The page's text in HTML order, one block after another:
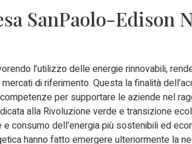
SanPaolo-Edison
l’utilizzo delle energie rinnovabili,
di riferimento. Questa la finalità
per supportare le aziende nel
alla Rivoluzione verde e transizione
consumo dell’energia più sostenibili ed
hanno fatto emergere ulteriormente la